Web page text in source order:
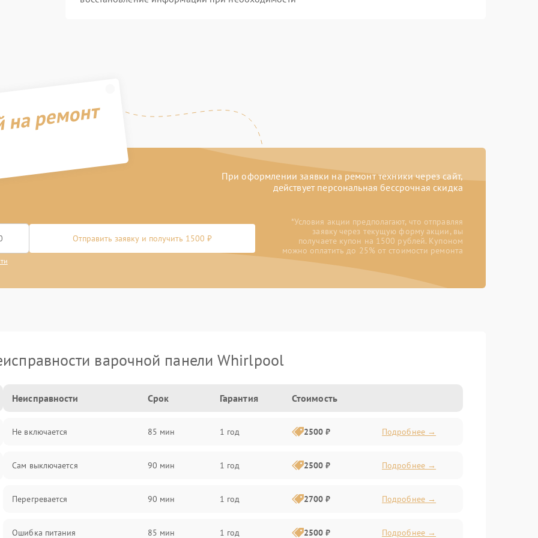
ремонт
При оформлении заявки на ремонт техники через сайт,
действует персональная бессрочная скидка
Отправить заявку и получить 1500 ₽
*Условия акции предполагают, что отправляя
заявку через текущую форму акции, вы
получаете купон на 1500 рублей. Купоном
можно оплатить до 25% от стоимости ремонта
варочной панели Whirlpool
Неисправности Срок Гарантия Стоимость
Не включается 85 мин 1 год 2500 ₽ Подробнее →
Сам выключается 90 мин 1 год 2500 ₽ Подробнее →
Перегревается 90 мин 1 год 2700 ₽ Подробнее →
Ошибка питания 85 мин 1 год 2500 ₽ Подробнее →